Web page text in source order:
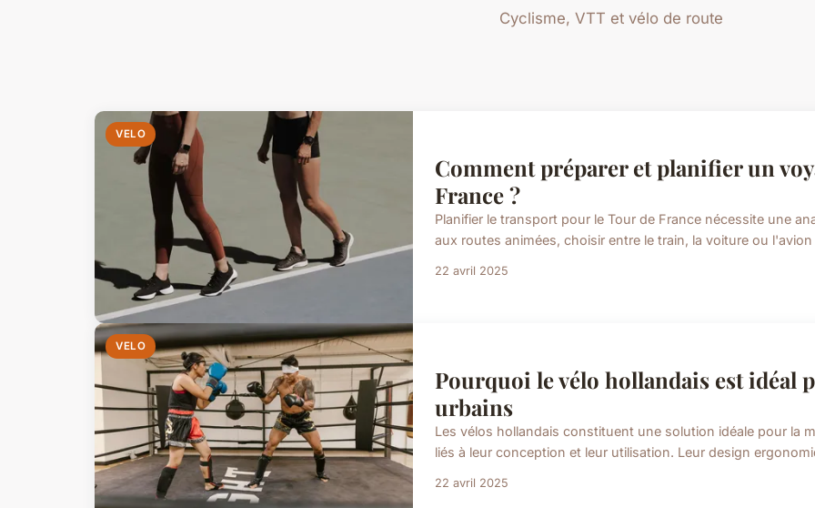
Cyclisme, VTT et vélo de route
VELO
Comment préparer et planifier un
France ?
Planifier le transport pour le Tour de France nécessite une
aux routes animées, choisir entre le train, la voiture ou
22 avril 2025
VELO
Pourquoi le vélo hollandais est idéal
urbains
Les vélos hollandais constituent une solution idéale pour la
liés à leur conception et leur utilisation. Leur design
22 avril 2025